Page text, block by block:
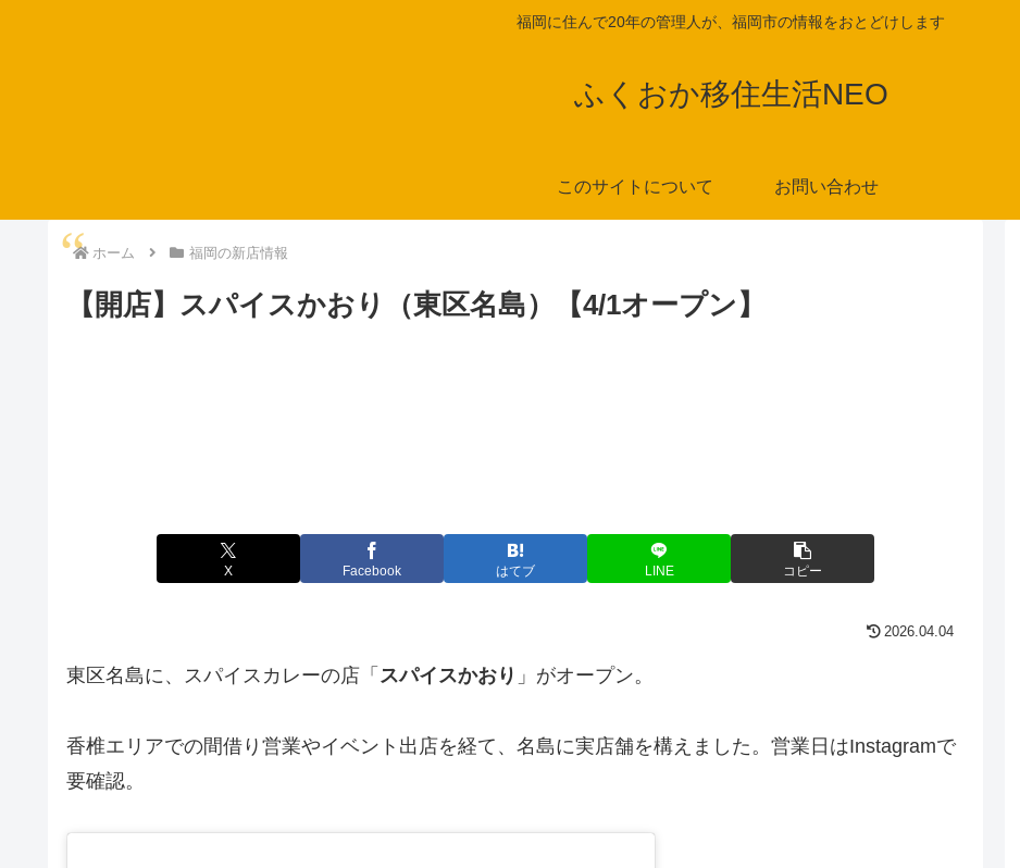
福岡に住んで20年の管理人が、福岡市の情報をおとどけします
ふくおか移住生活NEO
このサイトについて お問い合わせ
ホーム 福岡の新店情報
【開店】スパイスかおり（東区名島）【4/1オープン】
X Facebook はてブ LINE コピー
2026.04.04
東区名島に、スパイスカレーの店「 スパイスかおり 」がオープン。
香椎エリアでの間借り営業やイベント出店を経て、名島に実店舗を構えました。営業日はInstagramで
要確認。